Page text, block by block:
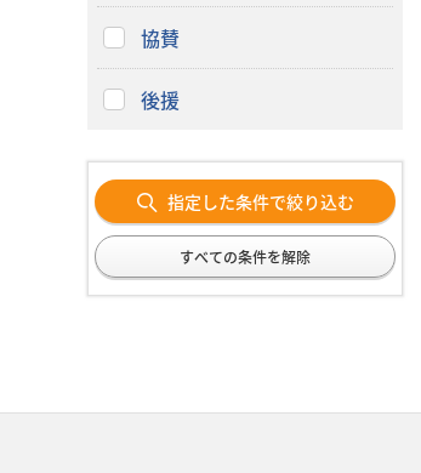
協賛
後援
指定した条件で絞り込む
すべての条件を解除